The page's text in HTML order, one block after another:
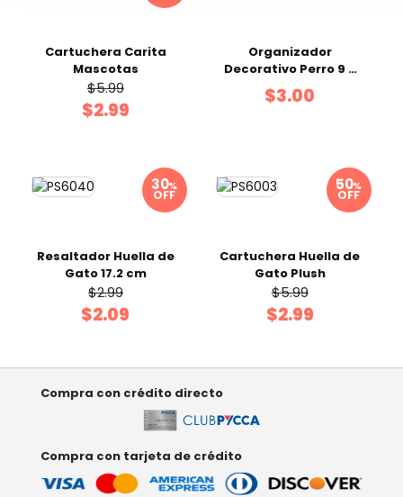
Cartuchera Carita
Mascotas
$5.99
$2.99
Organizador
Decorativo Perro 9 x
7.5 x 9.5 cm
$3.00
%
OFF
Resaltador Huella de
Gato 17.2 cm
$2.99
$2.09
%
OFF
Cartuchera Huella de
Gato Plush
$5.99
$2.99
Compra con crédito directo
Compra con tarjeta de crédito